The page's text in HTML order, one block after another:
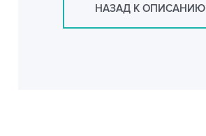
НАЗАД К ОПИСАНИЮ